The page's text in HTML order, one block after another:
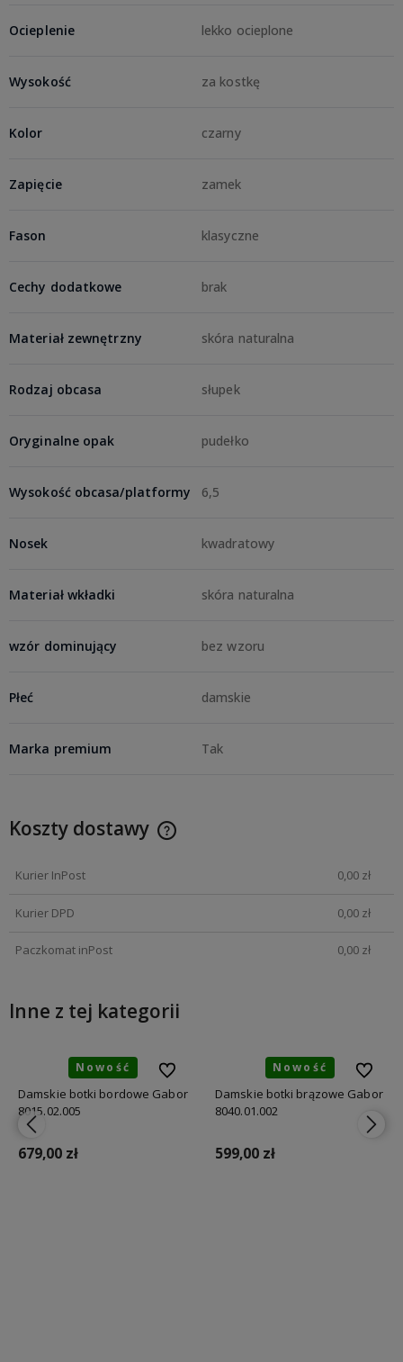
Ocieplenie lekko ocieplone
Wysokość za kostkę
Kolor czarny
Zapięcie zamek
Fason klasyczne
Cechy dodatkowe brak
Materiał zewnętrzny skóra naturalna
Rodzaj obcasa słupek
Oryginalne opak pudełko
Wysokość obcasa/platformy 6,5
Nosek kwadratowy
Materiał wkładki skóra naturalna
wzór dominujący bez wzoru
Płeć damskie
Marka premium Tak
Koszty dostawy
Kurier InPost 0,00 zł
Kurier DPD 0,00 zł
Paczkomat inPost 0,00 zł
Inne z tej kategorii
Nowość
Damskie botki bordowe Gabor
8015.02.005
679,00 zł
Do ulubionych
Do ulubionych Nowość
Damskie botki brązowe Gabor
8040.01.002
599,00 zł
Do
Do